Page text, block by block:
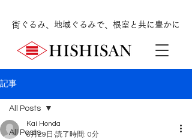
街ぐるみ、地域ぐるみで、根室と共に豊かに
記事
All Posts
All Posts
Kai Honda
6月29日 読了時間: 0分